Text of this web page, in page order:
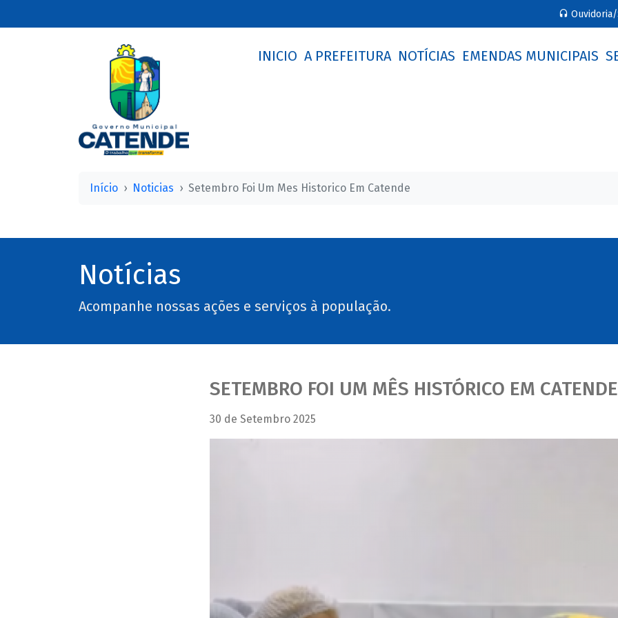
INICIO A PREFEITURA NOTÍCIAS EMENDAS MUNICIPAIS
Início Noticias Setembro Foi Um Mes Historico Em Catende
Notícias
Acompanhe nossas ações e serviços à população.
SETEMBRO FOI UM MÊS HISTÓRICO EM
30 de Setembro 2025